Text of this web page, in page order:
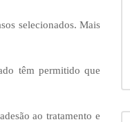
selecionados. Mais
têm permitido que
ao tratamento e